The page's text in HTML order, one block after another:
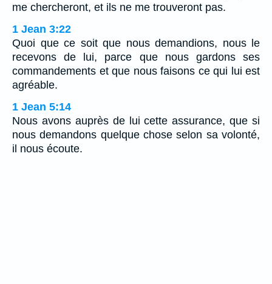
me chercheront, et ils ne me trouveront pas.
1 Jean 3:22
Quoi que ce soit que nous demandions, nous le
recevons de lui, parce que nous gardons ses
commandements et que nous faisons ce qui lui est
agréable.
1 Jean 5:14
Nous avons auprès de lui cette assurance, que si
nous demandons quelque chose selon sa volonté,
il nous écoute.